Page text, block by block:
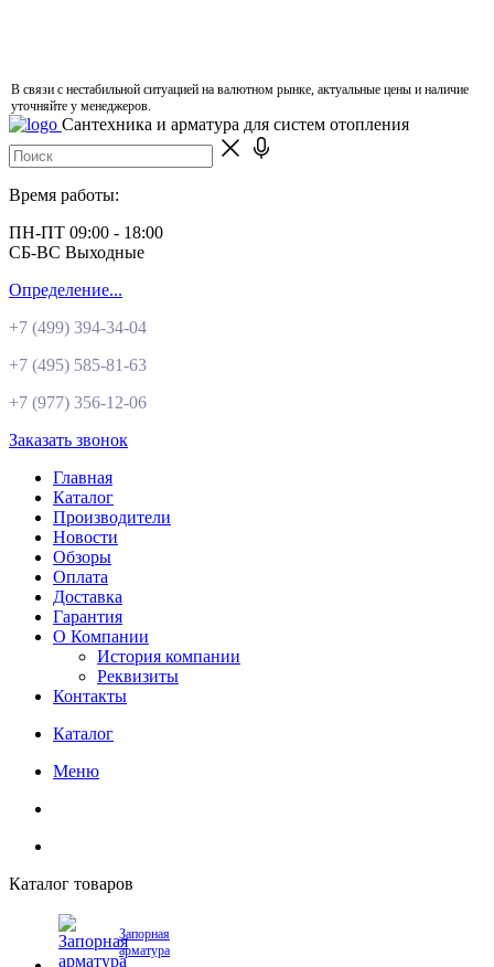
В связи с нестабильной ситуацией на валютном рынке, актуальные цены и наличие
уточняйте у менеджеров.
Сантехника и арматура для систем отопления
Время работы:
ПН-ПТ 09:00 - 18:00
СБ-ВС Выходные
Определение...
+7 (499) 394-34-04
+7 (495) 585-81-63
+7 (977) 356-12-06
Заказать звонок
Главная
Каталог
Производители
Новости
Обзоры
Оплата
Доставка
Гарантия
О Компании
История компании
Реквизиты
Контакты
Каталог
Меню
Каталог товаров
Запорная
арматура